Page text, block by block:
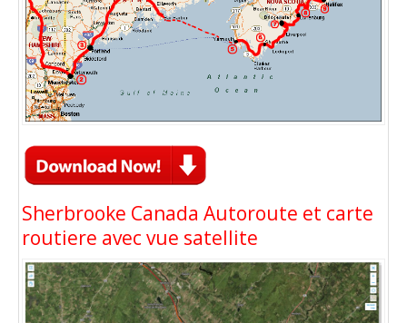
Sherbrooke Canada Autoroute et carte
routiere avec vue satellite